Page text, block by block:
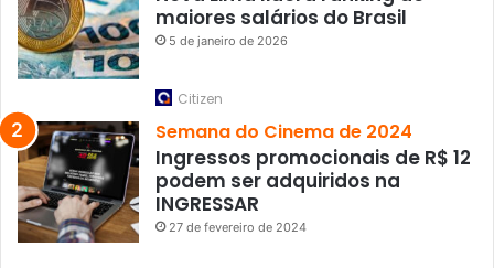
maiores salários do Brasil
5 de janeiro de 2026
Citizen
Semana do Cinema de 2024
Ingressos promocionais de R$ 12
podem ser adquiridos na
INGRESSAR
27 de fevereiro de 2024